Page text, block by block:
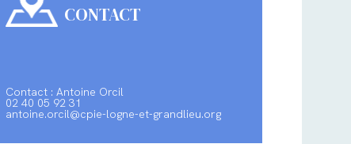
CONTACT
Contact : Antoine Orcil
02 40 05 92 31
antoine.orcil@cpie-logne-et-grandlieu.org